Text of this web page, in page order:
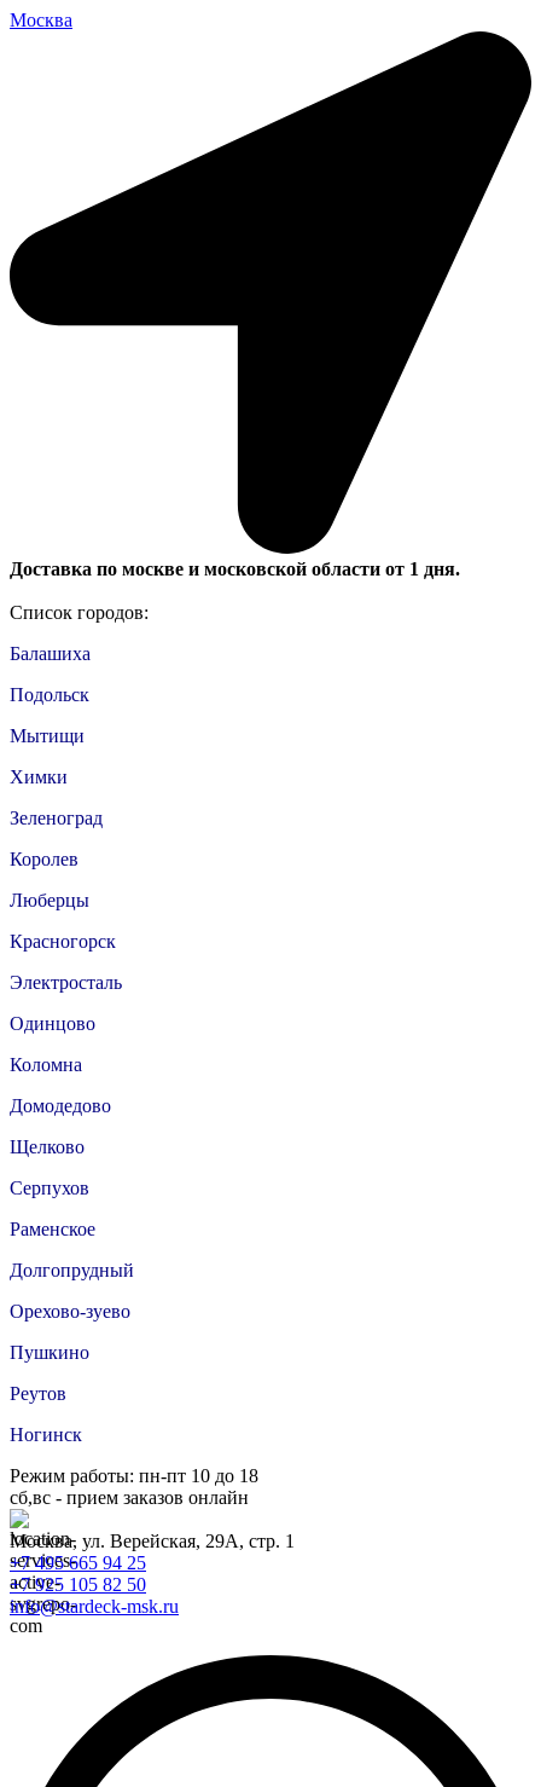
Москва
Доставка по москве и московской области от 1 дня.
Список городов:
Балашиха
Подольск
Мытищи
Химки
Зеленоград
Королев
Люберцы
Красногорск
Электросталь
Одинцово
Коломна
Домодедово
Щелково
Серпухов
Раменское
Долгопрудный
Орехово-зуево
Пушкино
Реутов
Ногинск
Режим работы: пн-пт 10 до 18
сб,вс - прием заказов онлайн
Москва, ул. Верейская, 29А, стр. 1
+7 495 665 94 25
+7 925 105 82 50
info@stardeck-msk.ru